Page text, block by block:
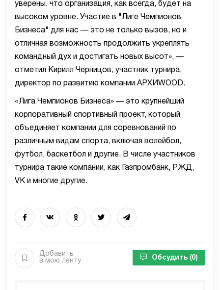
уверены, что организация, как всегда, будет на
высоком уровне. Участие в "Лиге Чемпионов
Бизнеса" для нас — это не только вызов, но и
отличная возможность продолжить укреплять
командный дух и достигать новых высот», —
отметил Кирилл Черницов, участник турнира,
директор по развитию компании АРХИWOOD.
«Лига Чемпионов Бизнеса» — это крупнейший
корпоративный спортивный проект, который
объединяет компании для соревнований по
различным видам спорта, включая волейбол,
футбол, баскетбол и другие. В числе участников
турнира такие компании, как Газпромбанк, РЖД,
VK и многие другие.
Добавить
в мою ленту
Обсудить (0)